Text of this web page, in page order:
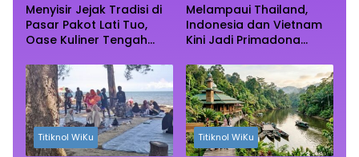
Menyisir Jejak Tradisi di
Pasar Pakot Lati Tuo,
Oase Kuliner Tengah
Melampaui Thailand,
Indonesia dan Vietnam
Kini Jadi Primadona
Titiknol WiKu Titiknol WiKu